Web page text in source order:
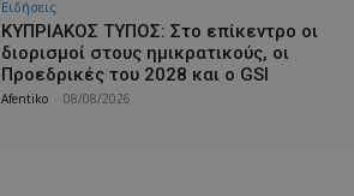
Ειδήσεις
ΚΥΠΡΙΑΚΟΣ ΤΥΠΟΣ: Στο επίκεντρο οι
διορισμοί στους ημικρατικούς, οι
Προεδρικές του 2028 και ο GSI
Afentiko 08/08/2026